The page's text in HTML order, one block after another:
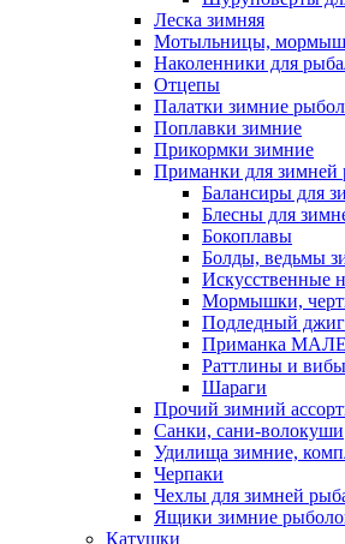
Леска зимняя
Мотыльницы,
Наколенники для
Отцепы
Палатки зимние
Поплавки зимние
Прикормки зимние
Приманки для зимней
Балансиры для
Блесны для
Бокоплавы
Болды, ведьмы
Искусственные
Мормышки,
Подледный джиг
Приманка
Раттлины и вибы
Шараги
Прочий зимний
Санки, сани-волокуши
Удилища зимние,
Черпаки
Чехлы для зимней
Ящики зимние
Катушки